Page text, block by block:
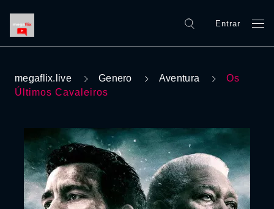
Entrar
megaflix.live Genero Aventura
Os
Últimos Cavaleiros